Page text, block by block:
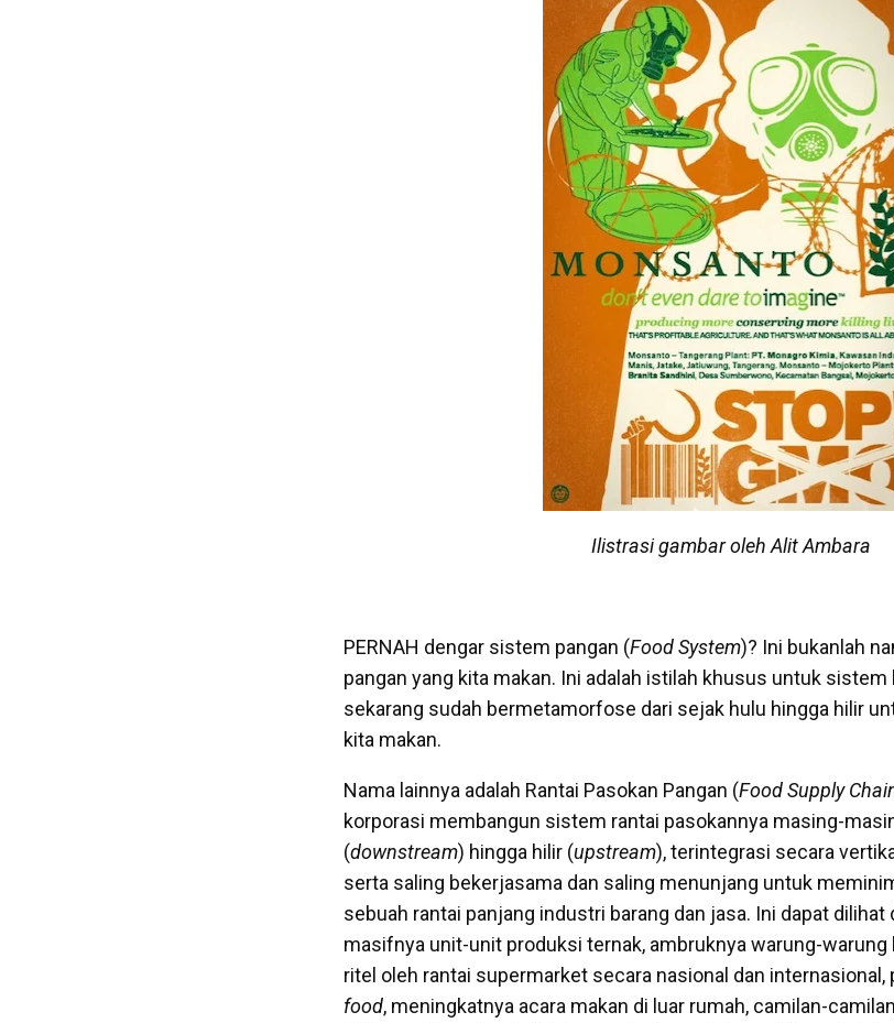
Ilistrasi gambar oleh Alit Ambara
PERNAH dengar sistem pangan (Food System)? Ini bukanlah
pangan yang kita makan. Ini adalah istilah khusus untuk sistem
sekarang sudah bermetamorfose dari sejak hulu hingga hilir
kita makan.
Nama lainnya adalah Rantai Pasokan Pangan (Food Supply
korporasi membangun sistem rantai pasokannya masing-
(downstream) hingga hilir (upstream), terintegrasi secara
serta saling bekerjasama dan saling menunjang untuk
sebuah rantai panjang industri barang dan jasa. Ini dapat dilihat
masifnya unit-unit produksi ternak, ambruknya warung-warung
ritel oleh rantai supermarket secara nasional dan internasional,
food, meningkatnya acara makan di luar rumah, camilan-